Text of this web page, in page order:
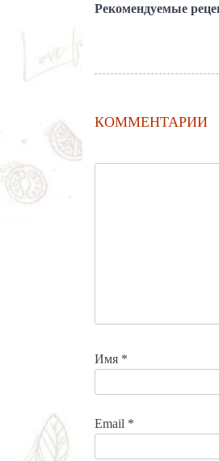
Рекомендуемые
КОММЕНТАРИИ
Имя *
Email *